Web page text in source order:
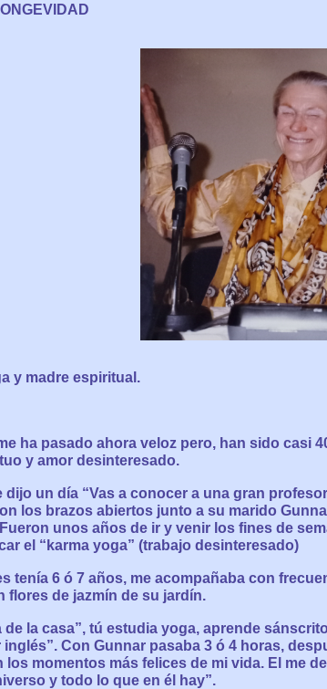
y madre espiritual.
ha pasado ahora veloz pero, han sido casi
y amor desinteresado.
dijo un día “Vas a conocer a una gran
los brazos abiertos junto a su marido
unos años de ir y venir los fines de
el “karma yoga” (trabajo desinteresado)
tenía 6 ó 7 años, me acompañaba con
flores de jazmín de su jardín.
la casa”, tú estudia yoga, aprende
Con Gunnar pasaba 3 ó 4 horas,
momentos más felices de mi vida. El me
y todo lo que en él hay”.